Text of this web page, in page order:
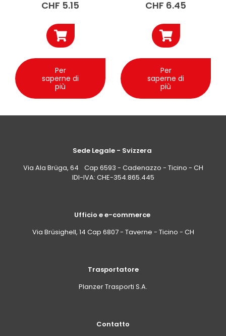
CHF 5.15
Per
saperne di
più
CHF 6.45
Per
saperne di
più
Sede Legale - Svizzera
Via Ala Brüga, 64 Cap 6593 - Cadenazzo - Ticino - CH
IDI-IVA: CHE-354.865.445
Ufficio e e-commerce
Via Brüsighell, 14 Cap 6807 - Taverne - Ticino - CH
Trasportatore
Planzer Trasporti S.A.
Contatto